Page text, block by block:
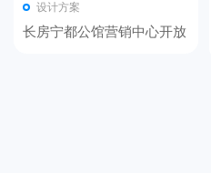
设计方案
长房宁都公馆营销中心开放